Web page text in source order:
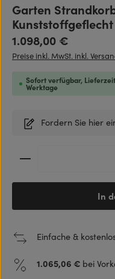
Garten
Regulärer Preis:
1.098,00 €
Preise inkl. MwSt. inkl.
Sofort verfügbar,
Werktage
Fordern Sie hier
Produkt Anzahl:
In
Einfache &
1.065,06 € bei